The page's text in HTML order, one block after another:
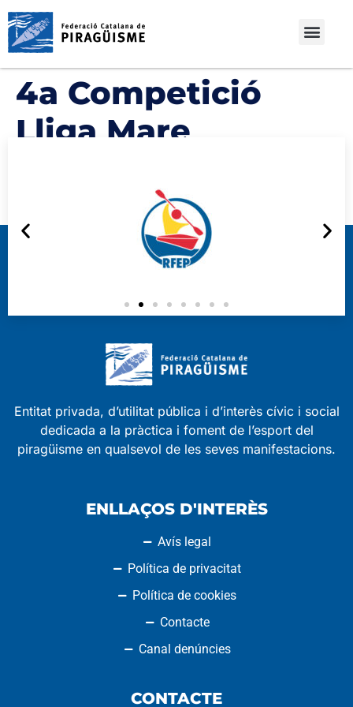
4a Competició
Lliga Mare
Entitat privada, d’utilitat pública i d’interès cívic i social
dedicada a la pràctica i foment de l’esport del
piragüisme en qualsevol de les seves manifestacions.
ENLLAÇOS D'INTERÈS
Avís legal
Política de privacitat
Política de cookies
Contacte
Canal denúncies
CONTACTE